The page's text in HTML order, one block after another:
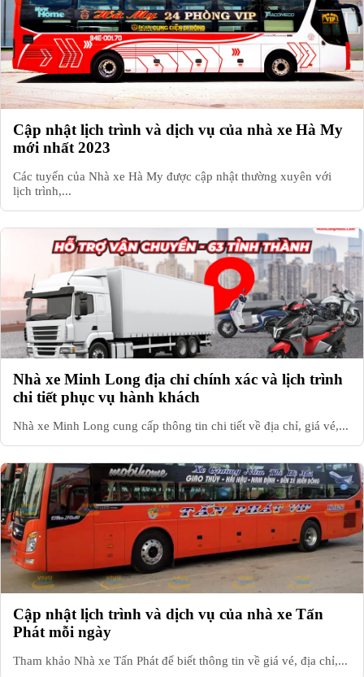
Cập nhật lịch trình và dịch vụ của nhà xe Hà My
mới nhất 2023
Các tuyến của Nhà xe Hà My được cập nhật thường xuyên với
lịch trình,...
Nhà xe Minh Long địa chỉ chính xác và lịch trình
chi tiết phục vụ hành khách
Nhà xe Minh Long cung cấp thông tin chi tiết về địa chỉ, giá vé,...
Cập nhật lịch trình và dịch vụ của nhà xe Tấn
Phát mỗi ngày
Tham khảo Nhà xe Tấn Phát để biết thông tin về giá vé, địa chỉ,...